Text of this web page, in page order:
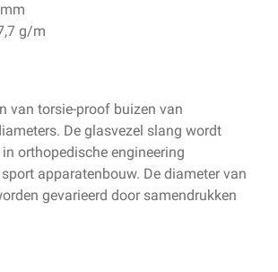
g/m
van torsie-proof buizen van
De glasvezel slang wordt
orthopedische engineering
apparatenbouw. De diameter van
gevarieerd door samendrukken